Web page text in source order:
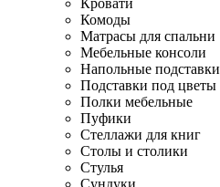
Кровати
Комоды
Матрасы для спальни
Мебельные консоли
Напольные подставки
Подставки под цветы
Полки мебельные
Пуфики
Стеллажи для книг
Столы и столики
Стулья
Сундуки